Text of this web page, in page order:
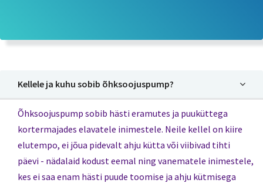
Kellele ja kuhu sobib õhksoojuspump?
Õhksoojuspump sobib hästi eramutes ja puuküttega
kortermajades elavatele inimestele. Neile kellel on kiire
elutempo, ei jõua pidevalt ahju kütta või viibivad tihti
päevi - nädalaid kodust eemal ning vanematele inimestele,
kes ei saa enam hästi puude toomise ja ahju kütmisega